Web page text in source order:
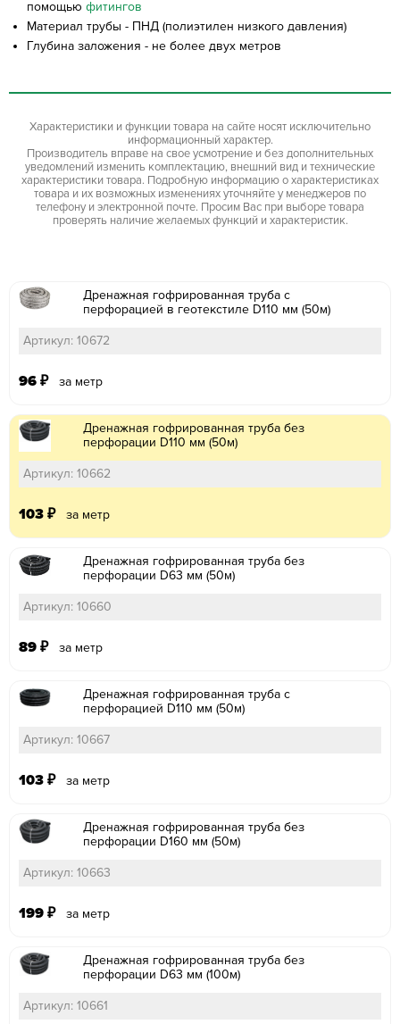
помощью фитингов
Материал трубы - ПНД (полиэтилен низкого давления)
Глубина заложения - не более двух метров
Характеристики и функции товара на сайте носят исключительно
информационный характер.
Производитель вправе на свое усмотрение и без дополнительных
уведомлений изменить комплектацию, внешний вид и технические
характеристики товара. Подробную информацию о характеристиках
товара и их возможных изменениях уточняйте у менеджеров по
телефону и электронной почте. Просим Вас при выборе товара
проверять наличие желаемых функций и характеристик.
Дренажная гофрированная труба с
перфорацией в геотекстиле D110 мм (50м)
Артикул: 10672
96 ₽ за метр
Дренажная гофрированная труба без
перфорации D110 мм (50м)
Артикул: 10662
103 ₽ за метр
Дренажная гофрированная труба без
перфорации D63 мм (50м)
Артикул: 10660
89 ₽ за метр
Дренажная гофрированная труба с
перфорацией D110 мм (50м)
Артикул: 10667
103 ₽ за метр
Дренажная гофрированная труба без
перфорации D160 мм (50м)
Артикул: 10663
199 ₽ за метр
Дренажная гофрированная труба без
перфорации D63 мм (100м)
Артикул: 10661